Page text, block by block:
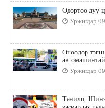
Өдөртөө дуу
Уржигдар
Өнөөдөр тэгш
Уржигдар
Танилц: